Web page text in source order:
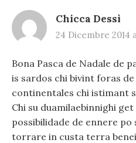
Chicca Dessì
24 Dicembre 2014
Bona Pasca de Nadale de
is sardos chi bivint foras
continentales chi istimant
Chi su duamilaebinnighi
possibilidade de ennere
torrare in custa terra